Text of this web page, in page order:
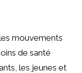
mouvements
de santé
les jeunes et